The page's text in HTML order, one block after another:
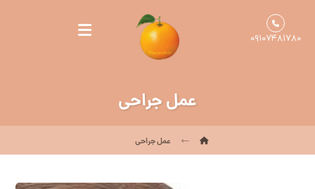
۰۹۱۰۷۴۸۱۷۸۰
عمل جراحی
عمل جراحی